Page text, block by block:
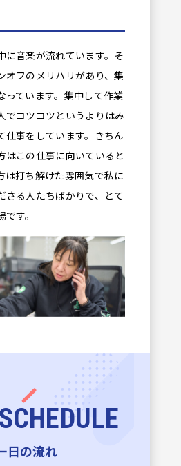
に音楽が流れています。そ
オフのメリハリがあり、集
っています。集中して作業
でコツコツというよりはみ
仕事をしています。きちん
はこの仕事に向いていると
は打ち解けた雰囲気で私に
さる人たちばかりで、とて
す。
日の流れ